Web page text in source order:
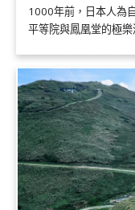
1000年前，日本人為
平等院與鳳凰堂的極